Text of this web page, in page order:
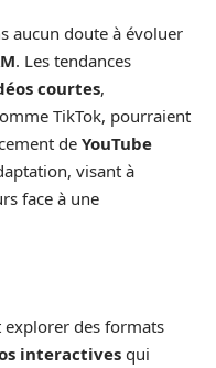
aucun doute à évoluer
. Les tendances
courtes,
TikTok, pourraient
de YouTube
visant à
face à une
des formats
interactives qui